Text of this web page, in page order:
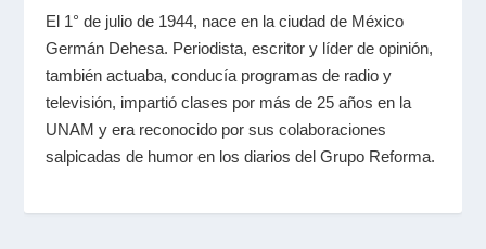
El 1° de julio de 1944, nace en la ciudad de México
Germán Dehesa. Periodista, escritor y líder de opinión,
también actuaba, conducía programas de radio y
televisión, impartió clases por más de 25 años en la
UNAM y era reconocido por sus colaboraciones
salpicadas de humor en los diarios del Grupo Reforma.